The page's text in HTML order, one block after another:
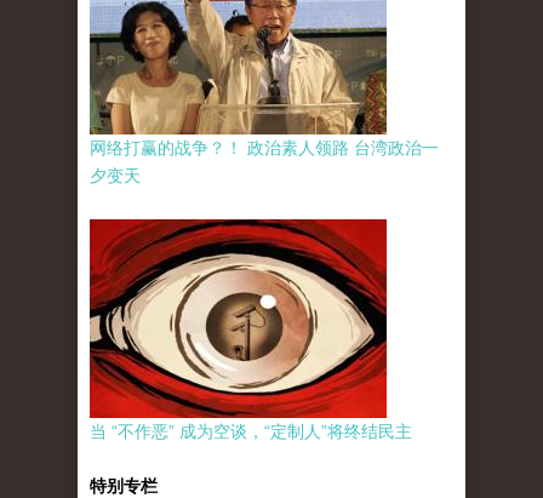
网络打赢的战争？！ 政治素人领路 台湾政治一
夕变天
当 “不作恶” 成为空谈，“定制人”将终结民主
特别专栏